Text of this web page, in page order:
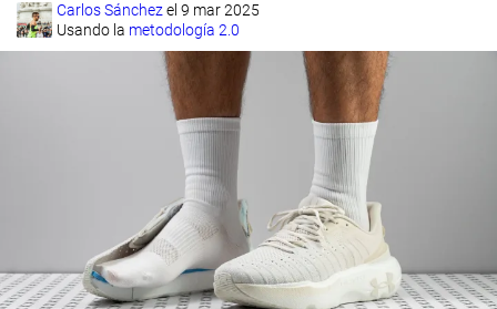
Carlos Sánchezel 9 mar 2025
Usando la metodología 2.0